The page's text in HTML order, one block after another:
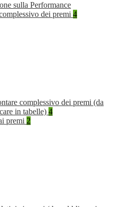
sulla Performance
dei premi 4
complessivo dei premi (da
in tabelle) 4
premi 2